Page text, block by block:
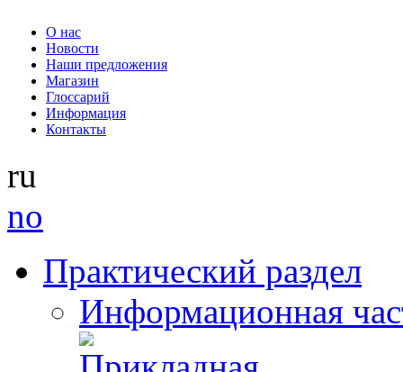
О нас
Новости
Наши предложения
Магазин
Глоссарий
Информация
Контакты
ru
no
Практический раздел
Информационная